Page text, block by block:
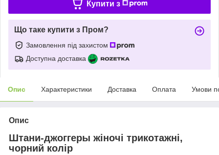
Купити з
Що таке купити з Пром?
Замовлення під захистом
Доступна доставка
Опис Характеристики Доставка Оплата Умови
Опис
Штани-джоггеры жіночі трикотажні,
чорний колір